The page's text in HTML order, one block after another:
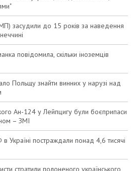
засудили до 15 років за наведення
повідомила, скільки іноземців
Польщу знайти винних у нарузі над
Ан-124 у Лейпцигу були боєприпаси
– ЗМІ
в Україні постраждали понад 4,6 тисячі
стратили полоненого українського